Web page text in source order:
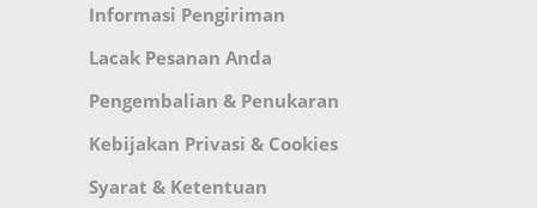
Informasi Pengiriman
Lacak Pesanan Anda
Pengembalian & Penukaran
Kebijakan Privasi & Cookies
Syarat & Ketentuan